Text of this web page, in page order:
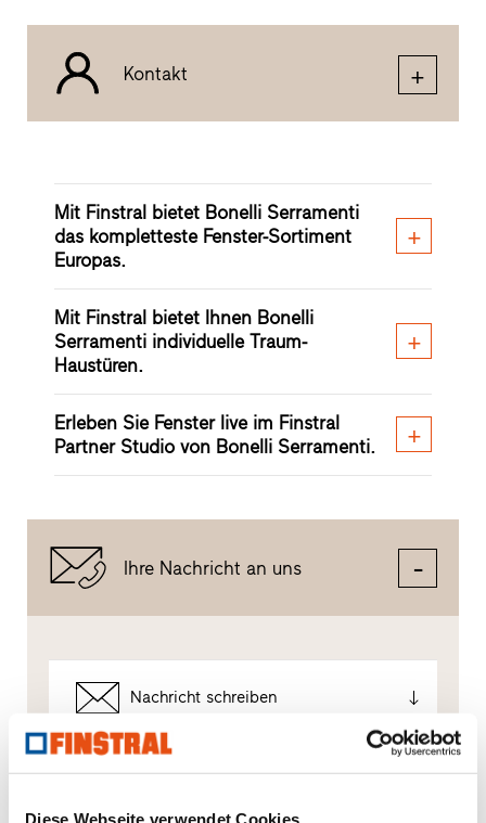
Diese Webseite verwendet Cookies
Kontakt
Mit Finstral bietet Bonelli Serramenti
das kompletteste Fenster-Sortiment
Europas.
Mit Finstral bietet Ihnen Bonelli
Serramenti individuelle Traum-
Haustüren.
Erleben Sie Fenster live im Finstral
Partner Studio von Bonelli Serramenti.
Ihre Nachricht an uns
Nachricht schreiben